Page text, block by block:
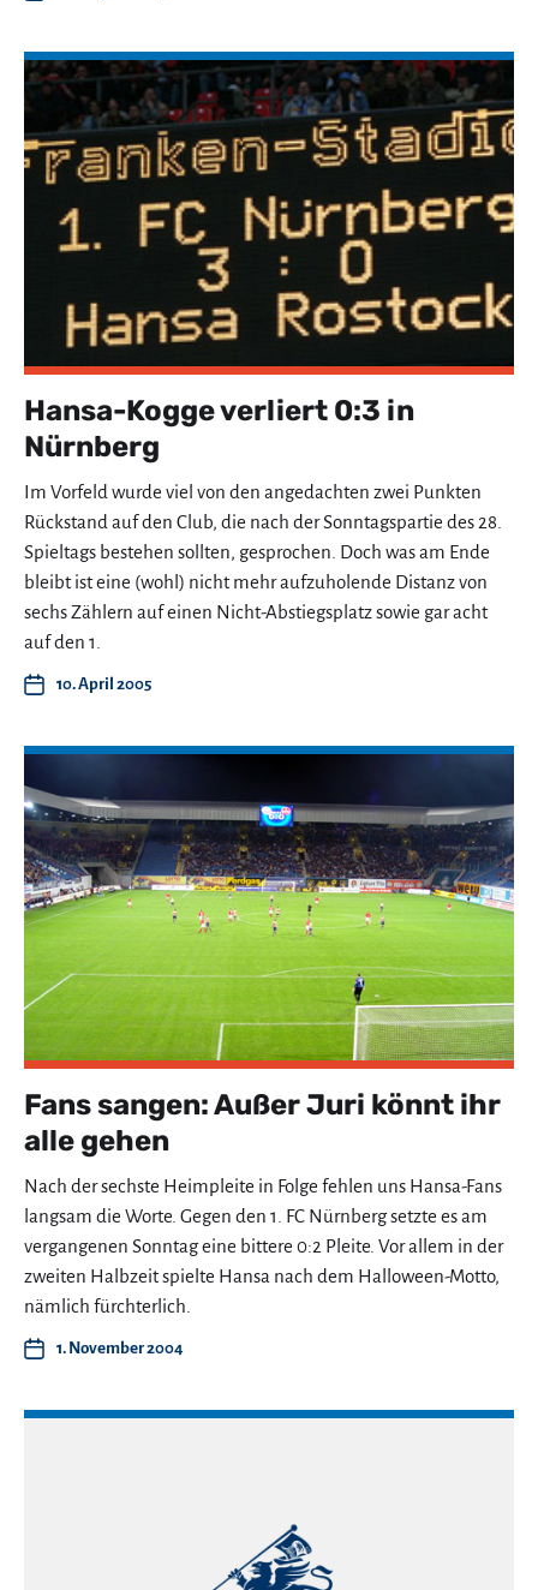
Hansa-Kogge verliert 0:3 in
Nürnberg
Im Vorfeld wurde viel von den angedachten zwei Punkten
Rückstand auf den Club, die nach der Sonntagspartie des 28.
Spieltags bestehen sollten, gesprochen. Doch was am Ende
bleibt ist eine (wohl) nicht mehr aufzuholende Distanz von
sechs Zählern auf einen Nicht-Abstiegsplatz sowie gar acht
auf den 1.
10. April 2005
Fans sangen: Außer Juri könnt ihr
alle gehen
Nach der sechste Heimpleite in Folge fehlen uns Hansa-Fans
langsam die Worte. Gegen den 1. FC Nürnberg setzte es am
vergangenen Sonntag eine bittere 0:2 Pleite. Vor allem in der
zweiten Halbzeit spielte Hansa nach dem Halloween-Motto,
nämlich fürchterlich.
1. November 2004